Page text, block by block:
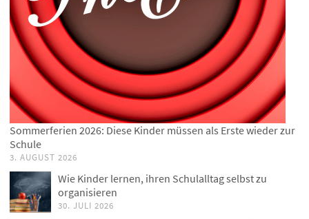
Sommerferien 2026: Diese Kinder müssen als Erste wieder zur
Schule
3. AUGUST 2026
Wie Kinder lernen, ihren Schulalltag selbst zu
organisieren
30. JULI 2026